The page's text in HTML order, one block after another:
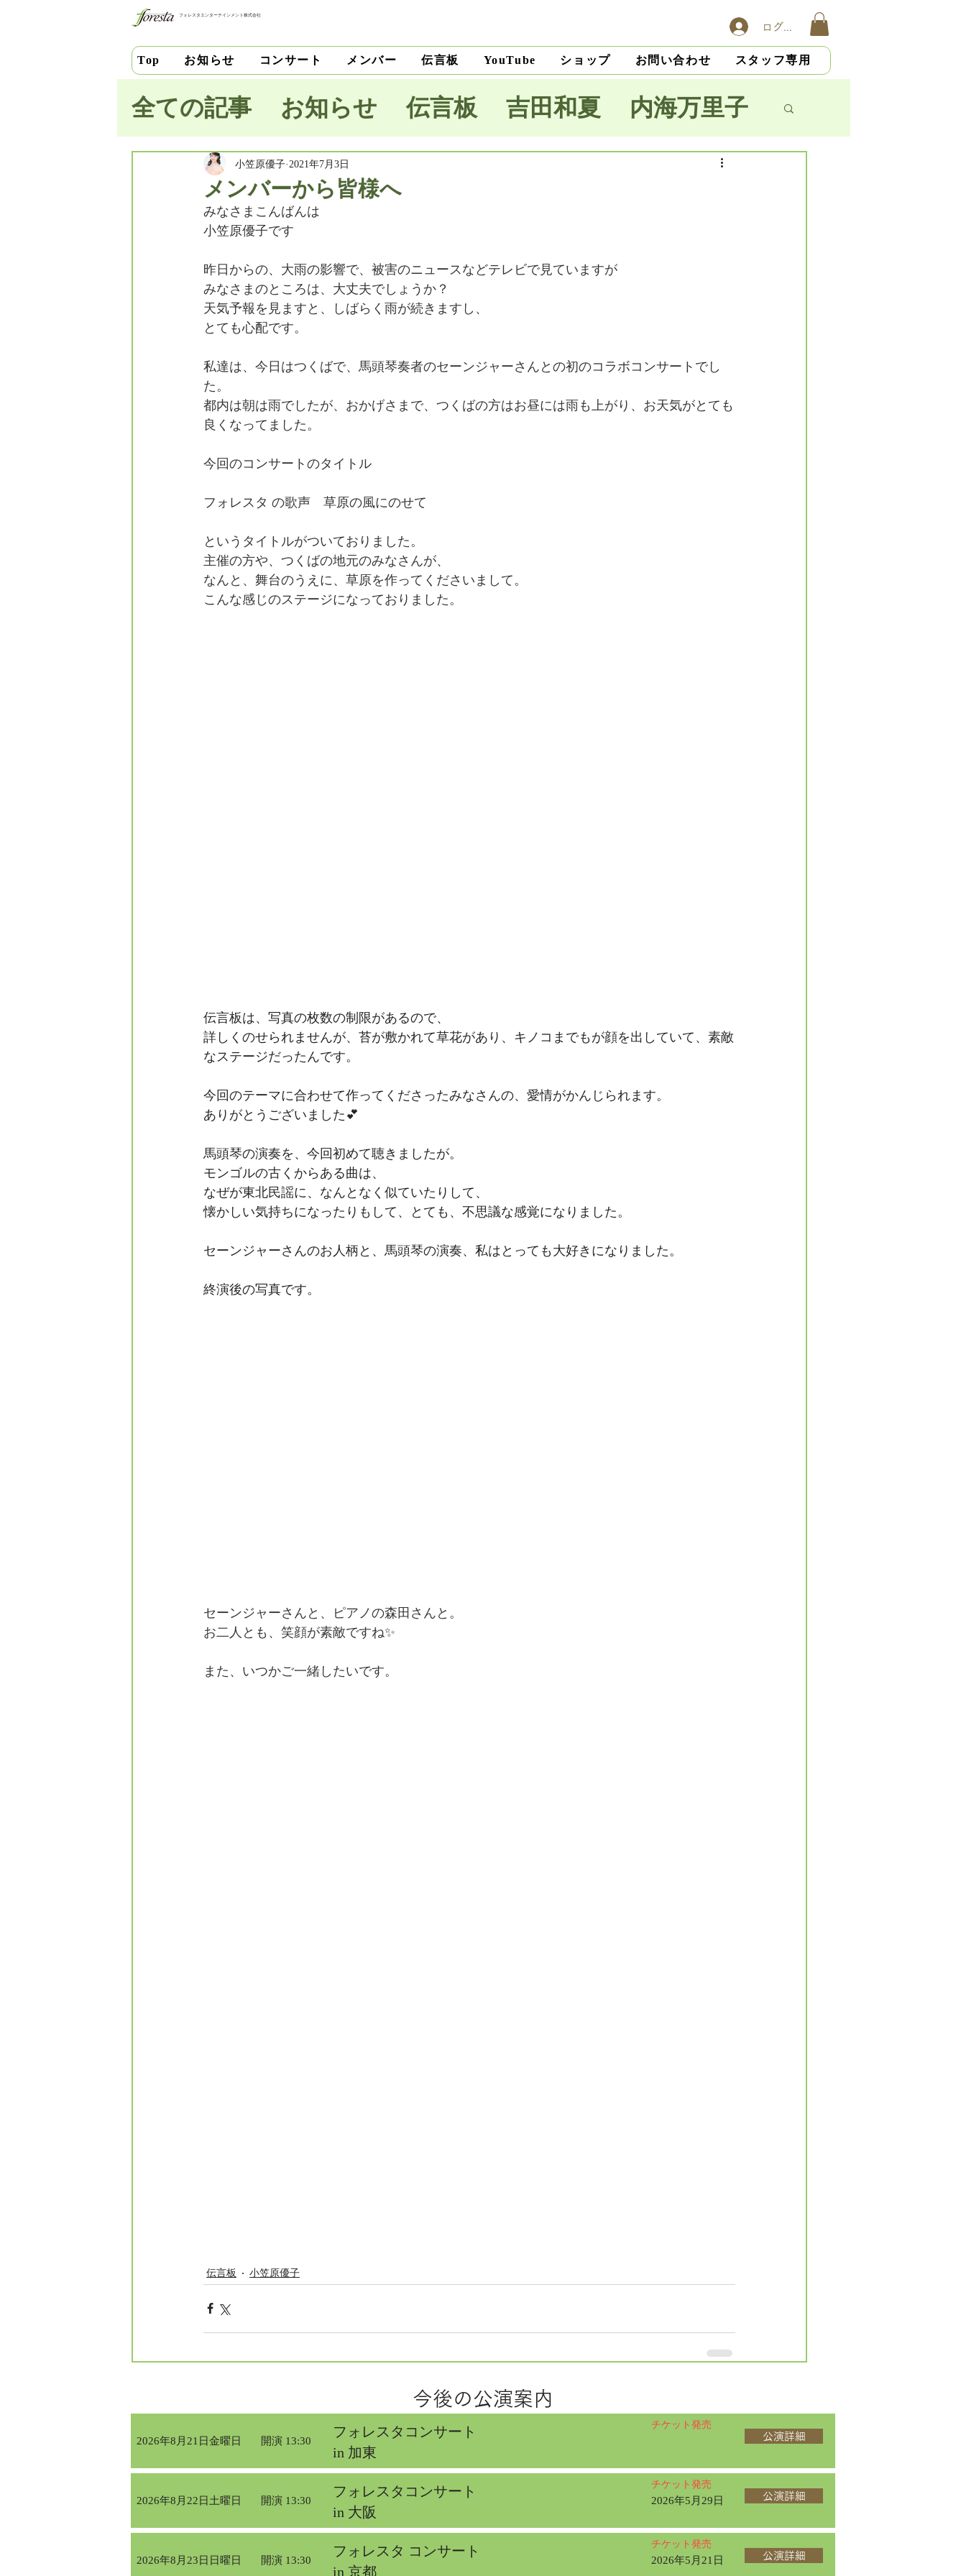
フォレスタエンターテインメント株式会社
ログイン
Top お知らせ コンサート メンバー 伝言板 YouTube ショップ お問い合わせ スタッフ専用
全ての記事 お知らせ 伝言板 吉田和夏 内海万里子
池田史花 三宅里菜
中安千晶 財木麗子
竹内直紀 山本将生 大野隆 石川和男
フォレスタエンターテインメント
メンバーから皆様へ
小笠原優子 2021年7月3日
みなさまこんばんは
小笠原優子です
昨日からの、大雨の影響で、被害のニュースなどテレビで見ていますが
みなさまのところは、大丈夫でしょうか？
天気予報を見ますと、しばらく雨が続きますし、
とても心配です。
私達は、今日はつくばで、馬頭琴奏者のセーンジャーさんとの初のコラボコンサートでし
た。
都内は朝は雨でしたが、おかげさまで、つくばの方はお昼には雨も上がり、お天気がとても
良くなってました。
今回のコンサートのタイトル
フォレスタ の歌声　草原の風にのせて
というタイトルがついておりました。
主催の方や、つくばの地元のみなさんが、
なんと、舞台のうえに、草原を作ってくださいまして。
こんな感じのステージになっておりました。
伝言板は、写真の枚数の制限があるので、
詳しくのせられませんが、苔が敷かれて草花があり、キノコまでもが顔を出していて、素敵
なステージだったんです。
今回のテーマに合わせて作ってくださったみなさんの、愛情がかんじられます。
ありがとうございました💕
馬頭琴の演奏を、今回初めて聴きましたが。
モンゴルの古くからある曲は、
なぜが東北民謡に、なんとなく似ていたりして、
懐かしい気持ちになったりもして、とても、不思議な感覚になりました。
セーンジャーさんのお人柄と、馬頭琴の演奏、私はとっても大好きになりました。
終演後の写真です。
セーンジャーさんと、ピアノの森田さんと。
お二人とも、笑顔が素敵ですね✨
また、いつかご一緒したいです。
伝言板 小笠原優子
今後の公演案内
2026年8月21日金曜日 開演 13:30
フォレスタコンサート
in 加東
チケット発売
公演詳細
2026年8月22日土曜日 開演 13:30
フォレスタコンサート
in 大阪
チケット発売
2026年5月29日 公演詳細
2026年8月23日日曜日 開演 13:30
フォレスタ コンサート
in 京都
チケット発売
2026年5月21日 公演詳細